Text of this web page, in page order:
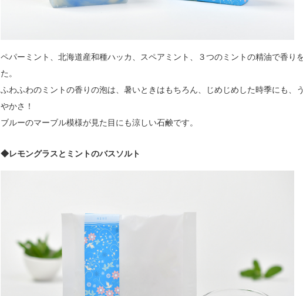
ペパーミント、北海道産和種ハッカ、スペアミント、３つのミントの精油で香り
た。
ふわふわのミントの香りの泡は、暑いときはもちろん、じめじめした時季にも、
やかさ！
ブルーのマーブル模様が見た目にも涼しい石鹸です。
◆レモングラスとミントのバスソルト